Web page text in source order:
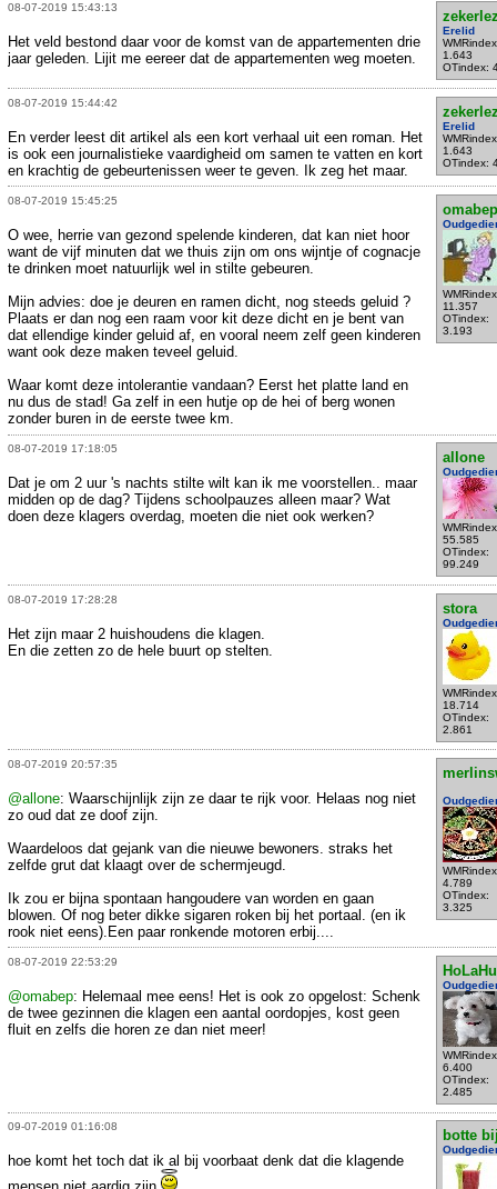
08-07-2019 15:43:13
Erelid
1.643
OTindex:
Het veld bestond daar voor de komst van de appartementen drie
jaar geleden. Lijit me eereer dat de appartementen weg moeten.
08-07-2019 15:44:42
Erelid
1.643
OTindex:
En verder leest dit artikel als een kort verhaal uit een roman. Het
is ook een journalistieke vaardigheid om samen te vatten en kort
en krachtig de gebeurtenissen weer te geven. Ik zeg het maar.
08-07-2019 15:45:25
omabep
11.357
OTindex:
3.193
O wee, herrie van gezond spelende kinderen, dat kan niet hoor
want de vijf minuten dat we thuis zijn om ons wijntje of cognacje
te drinken moet natuurlijk wel in stilte gebeuren.
Mijn advies: doe je deuren en ramen dicht, nog steeds geluid ?
Plaats er dan nog een raam voor kit deze dicht en je bent van
dat ellendige kinder geluid af, en vooral neem zelf geen kinderen
want ook deze maken teveel geluid.
Waar komt deze intolerantie vandaan? Eerst het platte land en
nu dus de stad! Ga zelf in een hutje op de hei of berg wonen
zonder buren in de eerste twee km.
08-07-2019 17:18:05
allone
55.585
OTindex:
99.249
Dat je om 2 uur 's nachts stilte wilt kan ik me voorstellen.. maar
midden op de dag? Tijdens schoolpauzes alleen maar? Wat
doen deze klagers overdag, moeten die niet ook werken?
08-07-2019 17:28:28
stora
18.714
OTindex:
2.861
Het zijn maar 2 huishoudens die klagen.
En die zetten zo de hele buurt op stelten.
08-07-2019 20:57:35
4.789
OTindex:
3.325
@allone: Waarschijnlijk zijn ze daar te rijk voor. Helaas nog niet
zo oud dat ze doof zijn.
Waardeloos dat gejank van die nieuwe bewoners. straks het
zelfde grut dat klaagt over de schermjeugd.
Ik zou er bijna spontaan hangoudere van worden en gaan
blowen. Of nog beter dikke sigaren roken bij het portaal. (en ik
rook niet eens).Een paar ronkende motoren erbij....
08-07-2019 22:53:29
HoLaHu
6.400
OTindex:
2.485
@omabep: Helemaal mee eens! Het is ook zo opgelost: Schenk
de twee gezinnen die klagen een aantal oordopjes, kost geen
fluit en zelfs die horen ze dan niet meer!
09-07-2019 01:16:08
botte
hoe komt het toch dat ik al bij voorbaat denk dat die klagende